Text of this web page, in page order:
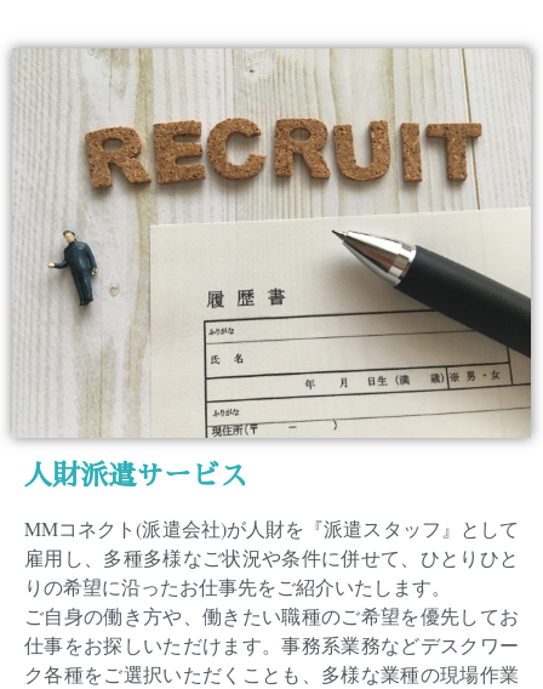
人財派遣サービス
MMコネクト(派遣会社)が人財を『派遣スタッフ』として
雇用し、多種多様なご状況や条件に併せて、ひとりひと
りの希望に沿ったお仕事先をご紹介いたします。
ご自身の働き方や、働きたい職種のご希望を優先してお
仕事をお探しいただけます。事務系業務などデスクワー
ク各種をご選択いただくことも、多様な業種の現場作業